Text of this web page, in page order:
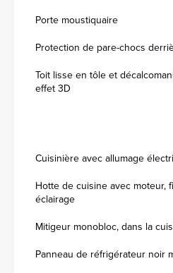
Porte moustiquaire
Protection de pare-chocs
Toit lisse en tôle et
effet 3D
Cuisinière avec allumage
Hotte de cuisine avec moteur,
éclairage
Mitigeur monobloc, dans la
Panneau de réfrigérateur noir